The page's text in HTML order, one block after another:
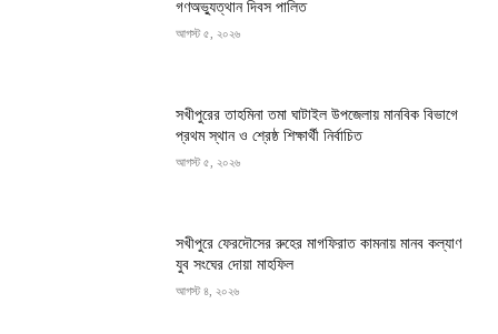
গণঅভ্যুত্থান দিবস পালিত
আগস্ট ৫, ২০২৬
সখীপুরের তাহমিনা তমা ঘাটাইল উপজেলায় মানবিক বিভাগে
প্রথম স্থান ও শ্রেষ্ঠ শিক্ষার্থী নির্বাচিত
আগস্ট ৫, ২০২৬
সখীপুরে ফেরদৌসের রুহের মাগফিরাত কামনায় মানব কল্যাণ
যুব সংঘের দোয়া মাহফিল
আগস্ট ৪, ২০২৬